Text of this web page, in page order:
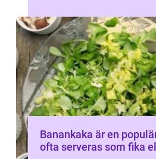
Banankaka är en
ofta serveras som fika